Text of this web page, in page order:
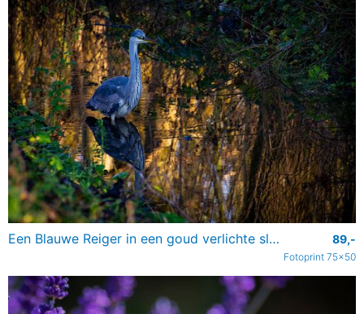
Een Blauwe Reiger in een goud verlichte sloot 89,-
Fotoprint 75x50